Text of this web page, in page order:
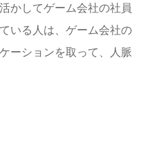
かしてゲーム会社の社員
いる人は、ゲーム会社の
ーションを取って、人脈